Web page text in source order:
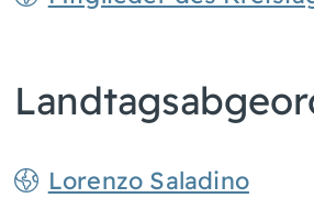
Lorenzo Saladino